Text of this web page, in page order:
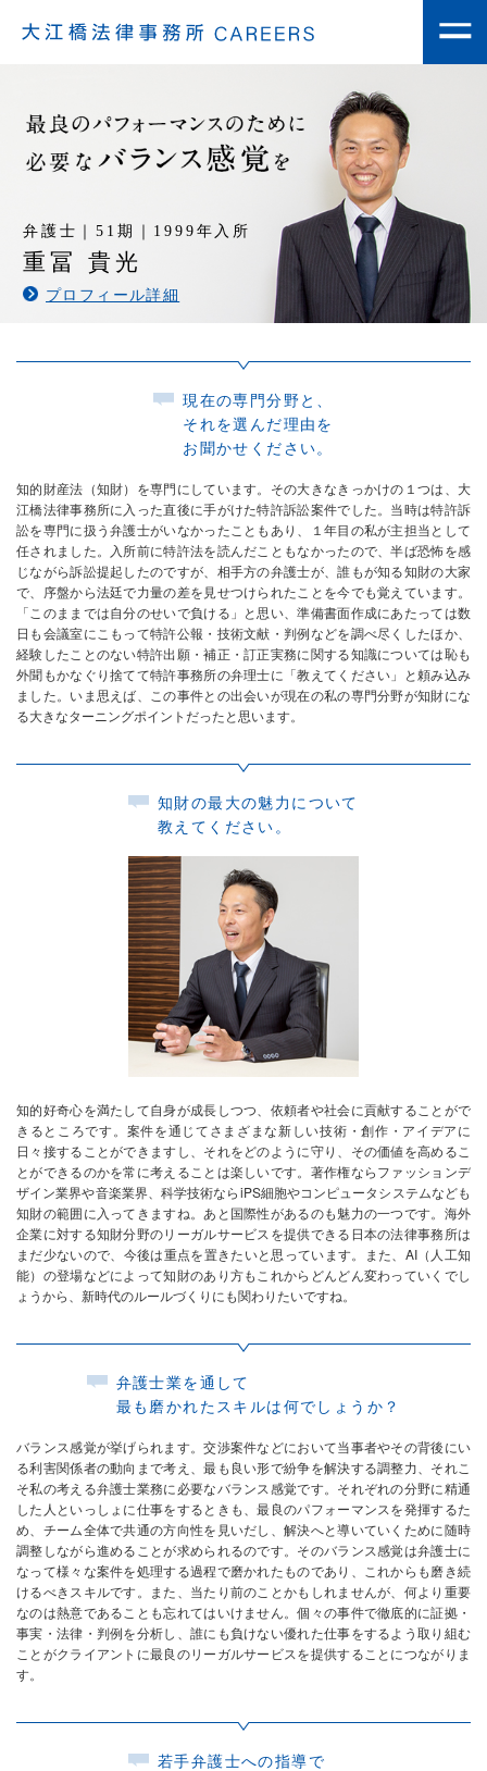
弁護士採用担当者からのメッセージ
弁護士インタビュー
弁護士を支える様々な体制・環境
充実した成長支援体制・福利厚生など
成長を支える案件へのサポート
留学・出向サポート
より良い執務環境
採用情報
スタッフインタビュー
弁護士｜51期｜1999年入所
重冨 貴光
プロフィール詳細
現在の専門分野と、
それを選んだ理由を
お聞かせください。
知的財産法（知財）を専門にしています。その大きなきっかけの１つは、大
江橋法律事務所に入った直後に手がけた特許訴訟案件でした。当時は特許訴
訟を専門に扱う弁護士がいなかったこともあり、１年目の私が主担当として
任されました。入所前に特許法を読んだこともなかったので、半ば恐怖を感
じながら訴訟提起したのですが、相手方の弁護士が、誰もが知る知財の大家
で、序盤から法廷で力量の差を見せつけられたことを今でも覚えています。
「このままでは自分のせいで負ける」と思い、準備書面作成にあたっては数
日も会議室にこもって特許公報・技術文献・判例などを調べ尽くしたほか、
経験したことのない特許出願・補正・訂正実務に関する知識については恥も
外聞もかなぐり捨てて特許事務所の弁理士に「教えてください」と頼み込み
ました。いま思えば、この事件との出会いが現在の私の専門分野が知財にな
る大きなターニングポイントだったと思います。
知財の最大の魅力について
教えてください。
知的好奇心を満たして自身が成長しつつ、依頼者や社会に貢献することがで
きるところです。案件を通じてさまざまな新しい技術・創作・アイデアに
日々接することができますし、それをどのように守り、その価値を高めるこ
とができるのかを常に考えることは楽しいです。著作権ならファッションデ
ザイン業界や音楽業界、科学技術ならiPS細胞やコンピュータシステムなども
知財の範囲に入ってきますね。あと国際性があるのも魅力の一つです。海外
企業に対する知財分野のリーガルサービスを提供できる日本の法律事務所は
まだ少ないので、今後は重点を置きたいと思っています。また、AI（人工知
能）の登場などによって知財のあり方もこれからどんどん変わっていくでし
ょうから、新時代のルールづくりにも関わりたいですね。
弁護士業を通して
最も磨かれたスキルは何でしょうか？
バランス感覚が挙げられます。交渉案件などにおいて当事者やその背後にい
る利害関係者の動向まで考え、最も良い形で紛争を解決する調整力、それこ
そ私の考える弁護士業務に必要なバランス感覚です。それぞれの分野に精通
した人といっしょに仕事をするときも、最良のパフォーマンスを発揮するた
め、チーム全体で共通の方向性を見いだし、解決へと導いていくために随時
調整しながら進めることが求められるのです。そのバランス感覚は弁護士に
なって様々な案件を処理する過程で磨かれたものであり、これからも磨き続
けるべきスキルです。また、当たり前のことかもしれませんが、何より重要
なのは熱意であることも忘れてはいけません。個々の事件で徹底的に証拠・
事実・法律・判例を分析し、誰にも負けない優れた仕事をするよう取り組む
ことがクライアントに最良のリーガルサービスを提供することにつながりま
す。
若手弁護士への指導で